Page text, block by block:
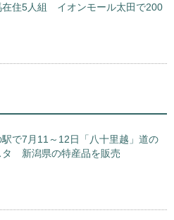
住5人組 イオンモール太田で200
で7月11～12日「八十里越」道の
タ 新潟県の特産品を販売